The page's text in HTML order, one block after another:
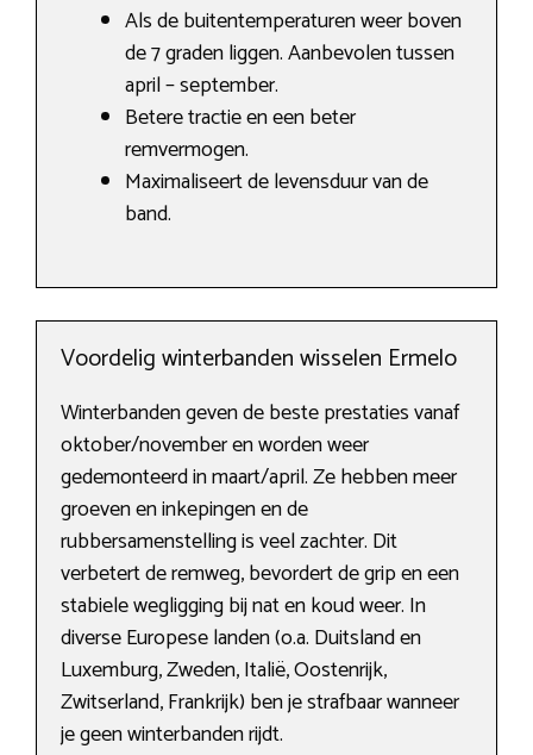
Als de buitentemperaturen weer boven
de 7 graden liggen. Aanbevolen tussen
april – september.
Betere tractie en een beter
remvermogen.
Maximaliseert de levensduur van de
band.
Voordelig winterbanden wisselen Ermelo
Winterbanden geven de beste prestaties vanaf
oktober/november en worden weer
gedemonteerd in maart/april. Ze hebben meer
groeven en inkepingen en de
rubbersamenstelling is veel zachter. Dit
verbetert de remweg, bevordert de grip en een
stabiele wegligging bij nat en koud weer. In
diverse Europese landen (o.a. Duitsland en
Luxemburg, Zweden, Italië, Oostenrijk,
Zwitserland, Frankrijk) ben je strafbaar wanneer
je geen winterbanden rijdt.